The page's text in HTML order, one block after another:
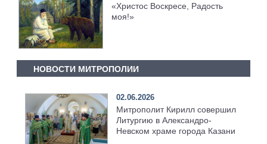
«Христос Воскресе, Радость
моя!»
НОВОСТИ МИТРОПОЛИИ
02.06.2026
Митрополит Кирилл совершил
Литургию в Александро-
Невском храме города Казани